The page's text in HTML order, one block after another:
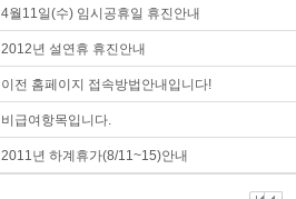
4월11일(수) 임시공휴일 휴진안내
2012년 설연휴 휴진안내
이전 홈페이지 접속방법안내입니다!
비급여항목입니다.
2011년 하계휴가(8/11~15)안내